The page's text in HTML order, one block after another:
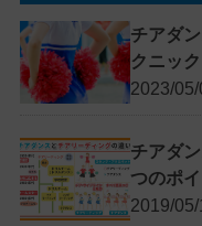
チアダ
クニッ
2023/05/
チアダ
つのポ
2019/05/